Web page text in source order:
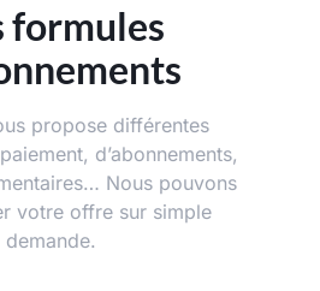
formules
propose différentes
d’abonnements,
Nous pouvons
votre offre sur simple
demande.